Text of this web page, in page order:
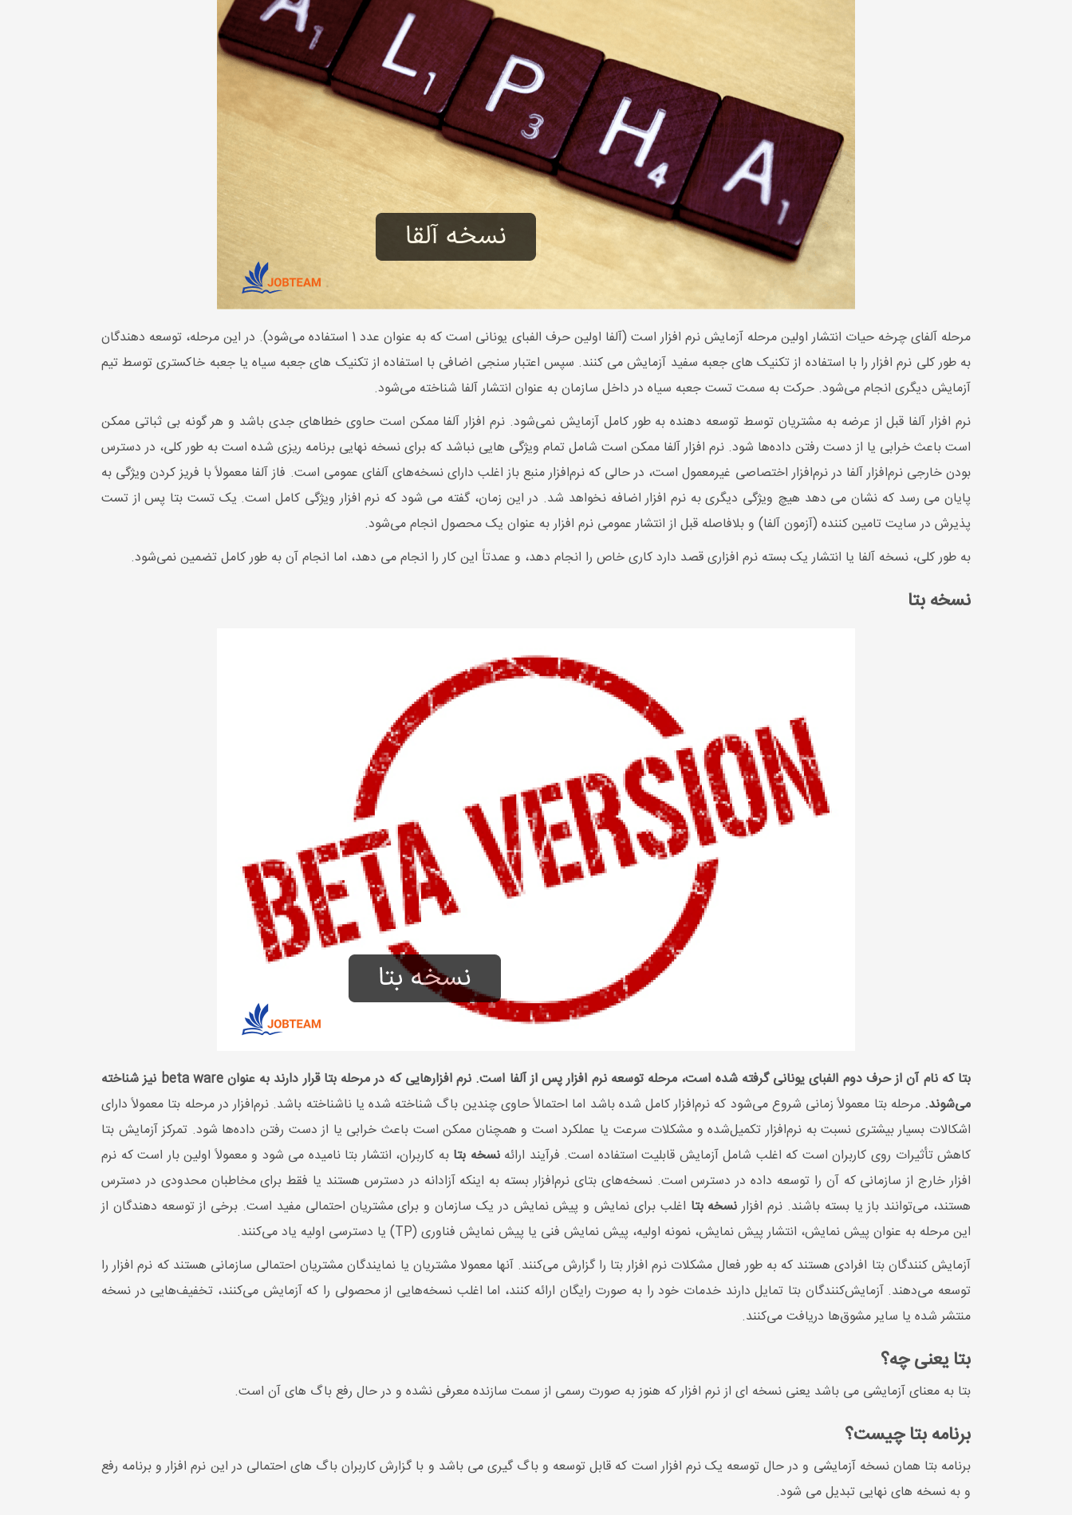
مرحله آلفای چرخه حیات انتشار اولین مرحله آزمایش نرم افزار است (آلفا اولین حرف الفبای یونانی است که به عنوان عدد 1 استفاده می‌شود). در این مرحله، توسعه دهندگان
به طور کلی نرم افزار را با استفاده از تکنیک های جعبه سفید آزمایش می کنند. سپس اعتبار سنجی اضافی با استفاده از تکنیک های جعبه سیاه یا جعبه خاکستری توسط تیم
آزمایش دیگری انجام می‌شود. حرکت به سمت تست جعبه سیاه در داخل سازمان به عنوان انتشار آلفا شناخته می‌شود.
نرم افزار آلفا قبل از عرضه به مشتریان توسط توسعه دهنده به طور کامل آزمایش نمی‌شود. نرم افزار آلفا ممکن است حاوی خطاهای جدی باشد و هر گونه بی ثباتی ممکن
است باعث خرابی یا از دست رفتن داده‌ها شود. نرم افزار آلفا ممکن است شامل تمام ویژگی هایی نباشد که برای نسخه نهایی برنامه ریزی شده است به طور کلی، در دسترس
بودن خارجی نرم‌افزار آلفا در نرم‌افزار اختصاصی غیرمعمول است، در حالی که نرم‌افزار منبع باز اغلب دارای نسخه‌های آلفای عمومی است. فاز آلفا معمولاً با فریز کردن ویژگی به
پایان می رسد که نشان می دهد هیچ ویژگی دیگری به نرم افزار اضافه نخواهد شد. در این زمان، گفته می شود که نرم افزار ویژگی کامل است. یک تست بتا پس از تست
پذیرش در سایت تامین کننده (آزمون آلفا) و بلافاصله قبل از انتشار عمومی نرم افزار به عنوان یک محصول انجام می‌شود.
به طور کلی، نسخه آلفا یا انتشار یک بسته نرم افزاری قصد دارد کاری خاص را انجام دهد، و عمدتاً این کار را انجام می دهد، اما انجام آن به طور کامل تضمین نمی‌شود.
نسخه بتا
بتا که نام آن از حرف دوم الفبای یونانی گرفته شده است، مرحله توسعه نرم افزار پس از آلفا است. نرم افزارهایی که در مرحله بتا قرار دارند به عنوان beta ware نیز شناخته
می‌شوند. مرحله بتا معمولاً زمانی شروع می‌شود که نرم‌افزار کامل شده باشد اما احتمالاً حاوی چندین باگ شناخته شده یا ناشناخته باشد. نرم‌افزار در مرحله بتا معمولاً دارای
اشکالات بسیار بیشتری نسبت به نرم‌افزار تکمیل‌شده و مشکلات سرعت یا عملکرد است و همچنان ممکن است باعث خرابی یا از دست رفتن داده‌ها شود. تمرکز آزمایش بتا
کاهش تأثیرات روی کاربران است که اغلب شامل آزمایش قابلیت استفاده است. فرآیند ارائهنسخه بتا به کاربران، انتشار بتا نامیده می شود و معمولاً اولین بار است که نرم
افزار خارج از سازمانی که آن را توسعه داده در دسترس است. نسخه‌های بتای نرم‌افزار بسته به اینکه آزادانه در دسترس هستند یا فقط برای مخاطبان محدودی در دسترس
هستند، می‌توانند باز یا بسته باشند. نرم افزارنسخه بتا اغلب برای نمایش و پیش نمایش در یک سازمان و برای مشتریان احتمالی مفید است. برخی از توسعه دهندگان از
این مرحله به عنوان پیش نمایش، انتشار پیش نمایش، نمونه اولیه، پیش نمایش فنی یا پیش نمایش فناوری (TP) یا دسترسی اولیه یاد می‌کنند.
آزمایش کنندگان بتا افرادی هستند که به طور فعال مشکلات نرم افزار بتا را گزارش می‌کنند. آنها معمولا مشتریان یا نمایندگان مشتریان احتمالی سازمانی هستند که نرم افزار را
توسعه می‌دهند. آزمایش‌کنندگان بتا تمایل دارند خدمات خود را به صورت رایگان ارائه کنند، اما اغلب نسخه‌هایی از محصولی را که آزمایش می‌کنند، تخفیف‌هایی در نسخه
منتشر شده یا سایر مشوق‌ها دریافت می‌کنند.
بتا یعنی چه؟
بتا به معنای آزمایشی می باشد یعنی نسخه ای از نرم افزار که هنوز به صورت رسمی از سمت سازنده معرفی نشده و در حال رفع باگ های آن است.
برنامه بتا چیست؟
برنامه بتا همان نسخه آزمایشی و در حال توسعه یک نرم افزار است که قابل توسعه و باگ گیری می باشد و با گزارش کاربران باگ های احتمالی در این نرم افزار و برنامه رفع
و به نسخه های نهایی تبدیل می شود.